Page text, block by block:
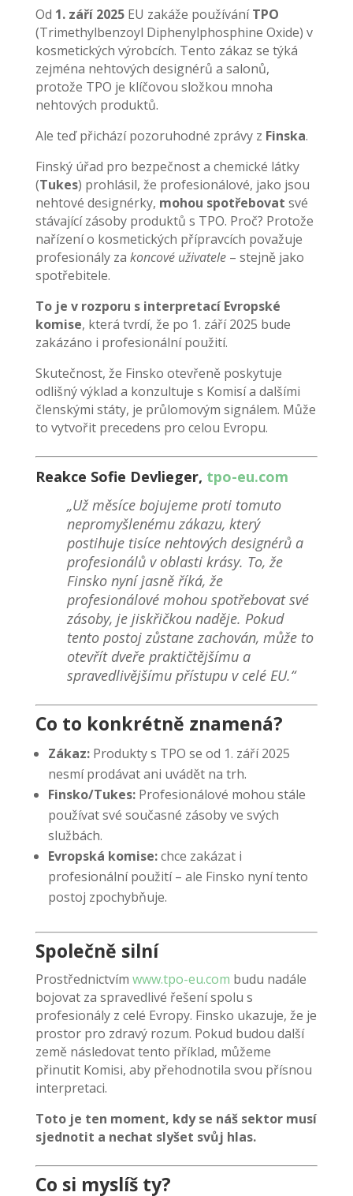
Od 1. září 2025EU zakáže používáníTPO
(Trimethylbenzoyl Diphenylphosphine Oxide) v
kosmetických výrobcích. Tento zákaz se týká
zejména nehtových designérů a salonů,
protože TPO je klíčovou složkou mnoha
nehtových produktů.
Ale teď přichází pozoruhodné zprávy z Finska.
Finský úřad pro bezpečnost a chemické látky
(Tukes) prohlásil, že profesionálové, jako jsou
nehtové designérky, mohou spotřebovat své
stávající zásoby produktů s TPO. Proč? Protože
nařízení o kosmetických přípravcích považuje
profesionály za koncové uživatele– stejně jako
spotřebitele.
To je v rozporu s interpretací Evropské
komise, která tvrdí, že po 1. září 2025 bude
zakázáno i profesionální použití.
Skutečnost, že Finsko otevřeně poskytuje
odlišný výklad a konzultuje s Komisí a dalšími
členskými státy, je průlomovým signálem. Může
to vytvořit precedens pro celou Evropu.
Reakce Sofie Devlieger, tpo-eu.com
„Už měsíce bojujeme proti tomuto
nepromyšlenému zákazu, který
postihuje tisíce nehtových designérů a
profesionálů v oblasti krásy. To, že
Finsko nyní jasně říká, že
profesionálové mohou spotřebovat své
zásoby, je jiskřičkou naděje. Pokud
tento postoj zůstane zachován, může to
otevřít dveře praktičtějšímu a
spravedlivějšímu přístupu v celé EU.“
Co to konkrétně znamená?
Zákaz:Produkty s TPO se od 1. září 2025
nesmí prodávat ani uvádět na trh.
Finsko/Tukes:Profesionálové mohou stále
používat své současné zásoby ve svých
službách.
Evropská komise:chce zakázat i
profesionální použití – ale Finsko nyní tento
postoj zpochybňuje.
Společně silní
Prostřednictvím www.tpo-eu.com budu nadále
bojovat za spravedlivé řešení spolu s
profesionály z celé Evropy. Finsko ukazuje, že je
prostor pro zdravý rozum. Pokud budou další
země následovat tento příklad, můžeme
přinutit Komisi, aby přehodnotila svou přísnou
interpretaci.
Toto je ten moment, kdy se náš sektor musí
sjednotit a nechat slyšet svůj hlas.
Co si myslíš ty?